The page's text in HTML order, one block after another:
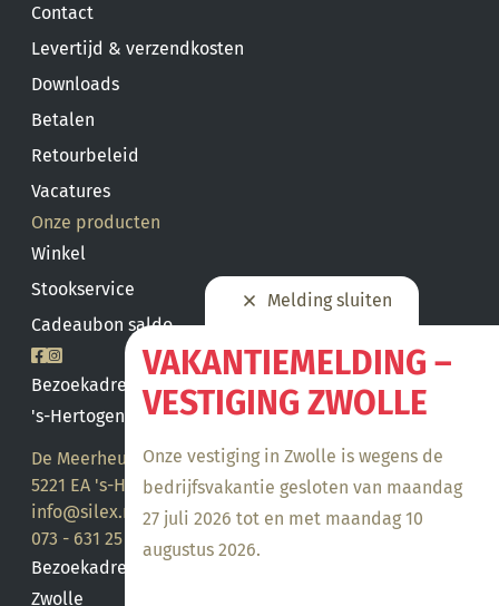
Melding sluiten
VAKANTIEMELDING –
VESTIGING ZWOLLE
Onze vestiging in Zwolle is wegens de
bedrijfsvakantie gesloten van maandag
27 juli 2026 tot en met maandag 10
augustus 2026.
Contact
Levertijd & verzendkosten
Downloads
Betalen
Retourbeleid
Vacatures
Onze producten
Winkel
Stookservice
Cadeaubon saldo
Bezoekadres
's-Hertogenbosch
De Meerheuvel 21
5221 EA 's-Hertogenbosch
info@silex.nl
073 - 631 25 28
Bezoekadres
Zwolle